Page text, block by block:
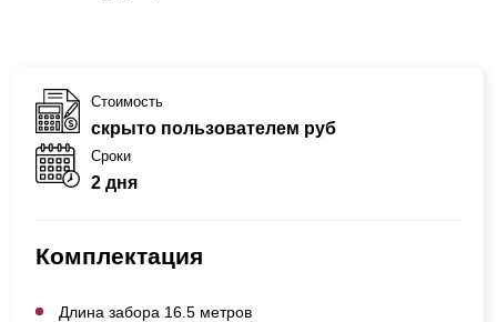
Стоимость
скрыто пользователем руб
Сроки
2 дня
Комплектация
Длина забора 16.5 метров